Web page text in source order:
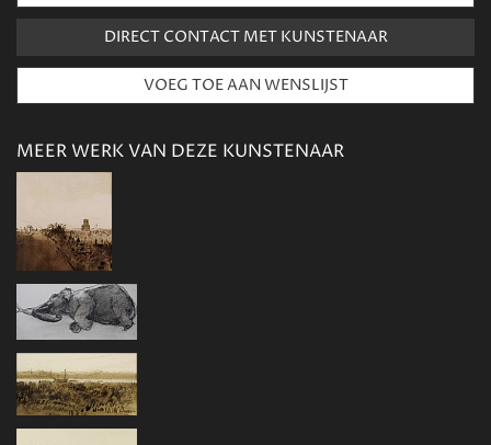
DIRECT CONTACT MET KUNSTENAAR
MEER WERK VAN DEZE KUNSTENAAR